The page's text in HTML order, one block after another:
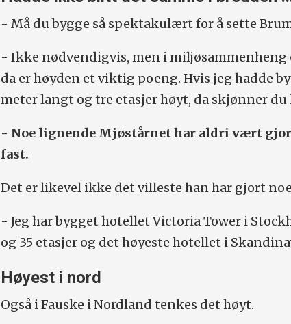
- Må du bygge så spektakulært for å sette
- Ikke nødvendigvis, men i miljøsammenheng
da er høyden et viktig poeng. Hvis jeg hadde
meter langt og tre etasjer høyt, da skjønner du
- Noe lignende Mjøstårnet har aldri vært
fast.
Det er likevel ikke det villeste han har gjort
- Jeg har bygget hotellet Victoria Tower i
og 35 etasjer og det høyeste hotellet i
Høyest i nord
Også i Fauske i Nordland tenkes det høyt.